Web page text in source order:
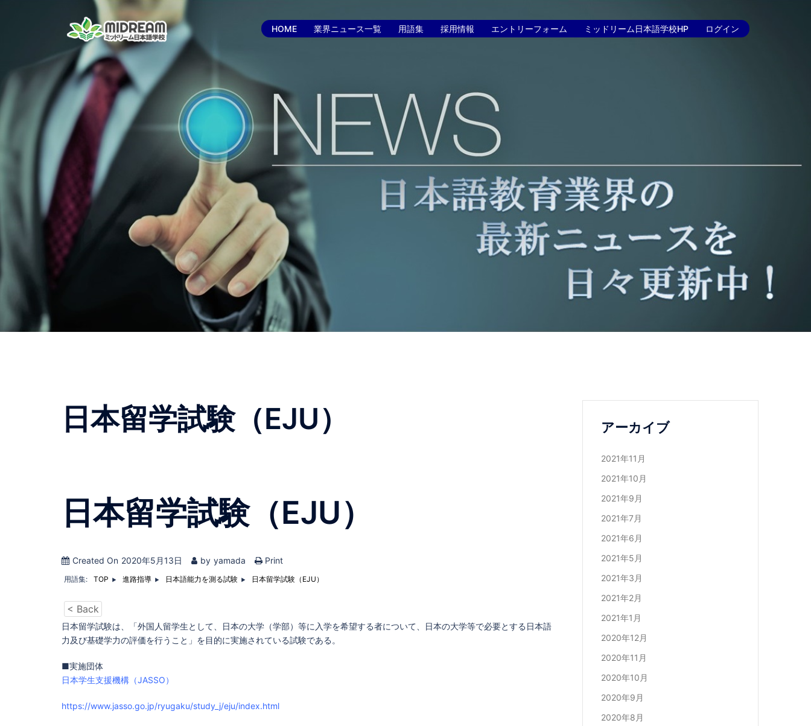
キ
HOME 業界ニュース一覧 用語集 採用情報 エントリーフォーム ミッドリーム日本語学校HP ログイン
日本留学試験（EJU）
日本留学試験（EJU）
Created On 2020年5月13日 by yamada Print
用語集: TOP 進路指導 日本語能力を測る試験 日本留学試験（EJU）
< Back
日本留学試験は、「外国人留学生として、日本の大学（学部）等に入学を希望する者について、日本の大学等で必要とする日本語
力及び基礎学力の評価を行うこと」を目的に実施されている試験である。
■実施団体
日本学生支援機構（JASSO）
https://www.jasso.go.jp/ryugaku/study_j/eju/index.html
アーカイブ
2021年11月
2021年10月
2021年9月
2021年7月
2021年6月
2021年5月
2021年3月
2021年2月
2021年1月
2020年12月
2020年11月
2020年10月
2020年9月
2020年8月